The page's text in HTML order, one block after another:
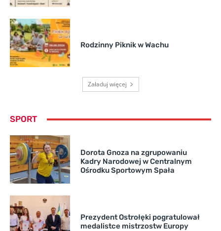
Rodzinny Piknik w Wachu
Załaduj więcej
SPORT
Dorota Gnoza na zgrupowaniu
Kadry Narodowej w Centralnym
Ośrodku Sportowym Spała
Prezydent Ostrołęki pogratulował
medalistce mistrzostw Europy